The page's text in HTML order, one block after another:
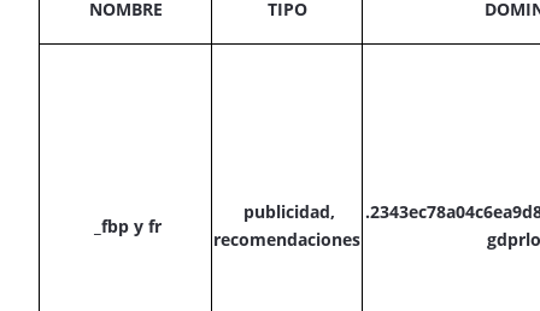
NOMBRE TIPO
_fbp y fr
publicidad,
recomendaciones